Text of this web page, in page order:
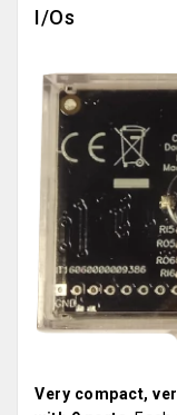
I/Os
Very compact,